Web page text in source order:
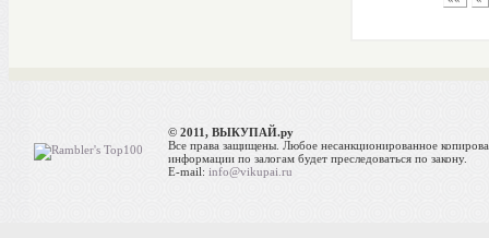
© 2011, ВЫКУПАЙ.ру
Все права защищены. Любое несанкционированное
информации по залогам будет преследоваться по закону.
E-mail:info@vikupai.ru